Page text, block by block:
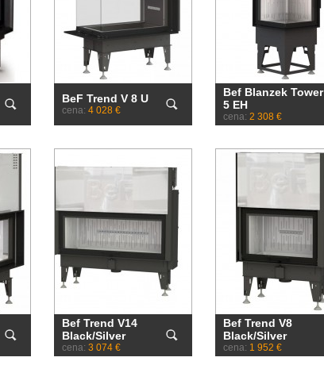
BeF Trend V 8 U
cena: 4 028 €
Bef Blanzek Tower
5 EH
cena: 2 308 €
Bef Trend V14
Black/Silver
cena: 3 074 €
Bef Trend V8
Black/Silver
cena: 1 952 €